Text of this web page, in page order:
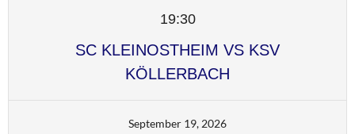
19:30
SC KLEINOSTHEIM VS KSV
KÖLLERBACH
September 19, 2026